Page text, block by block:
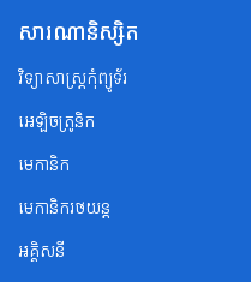
សារណានិស្សិត
វិទ្យាសាស្ត្រកុំព្យូទ័រ
អេឡិចត្រូនិក
មេកានិក
មេកានិករថយន្ត
អគ្គិសនី